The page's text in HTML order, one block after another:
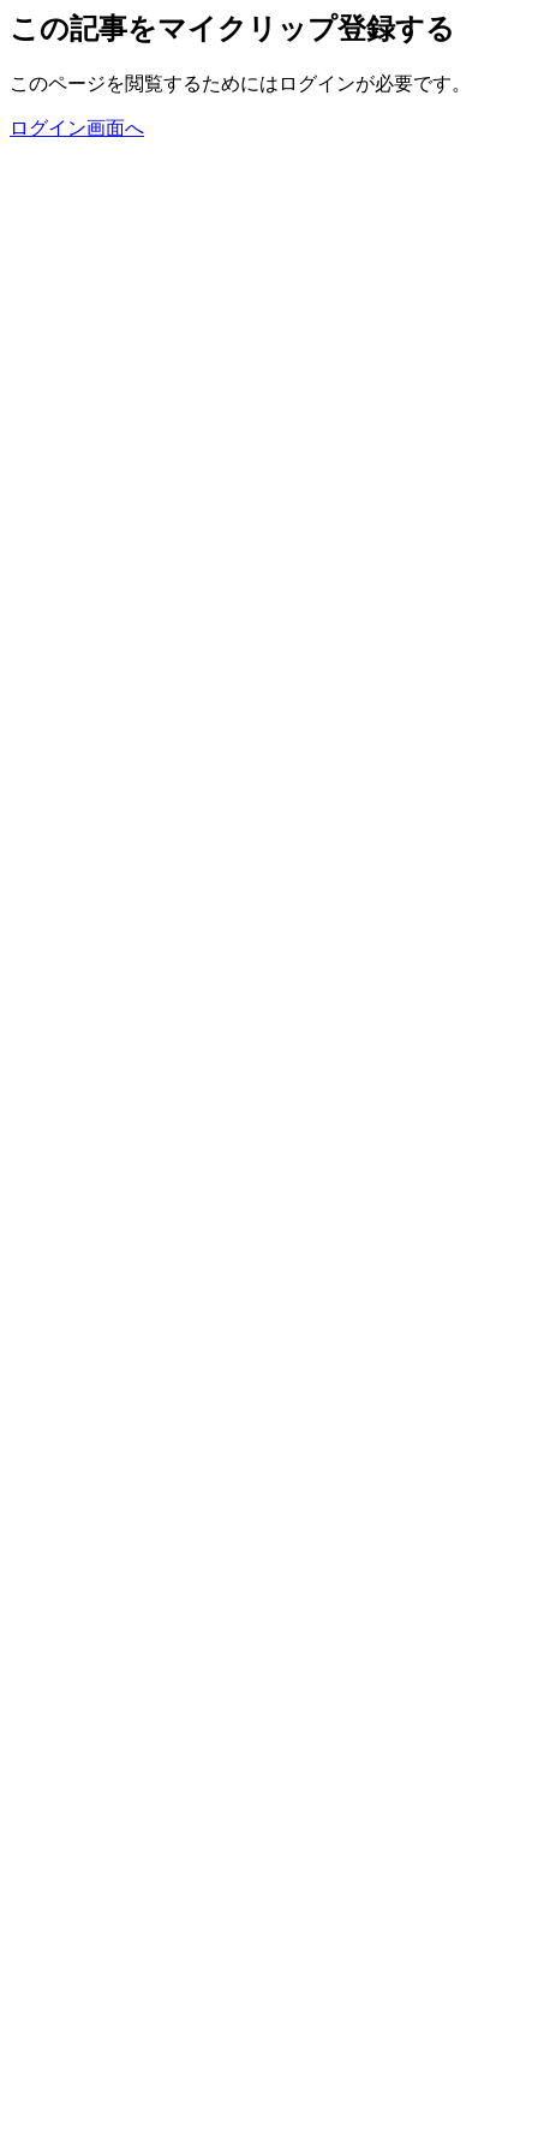
この記事をマイクリップ登録する
このページを閲覧するためにはログインが必要です。
ログイン画面へ